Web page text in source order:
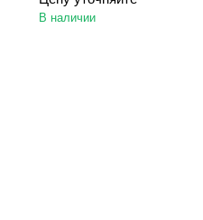
В наличии